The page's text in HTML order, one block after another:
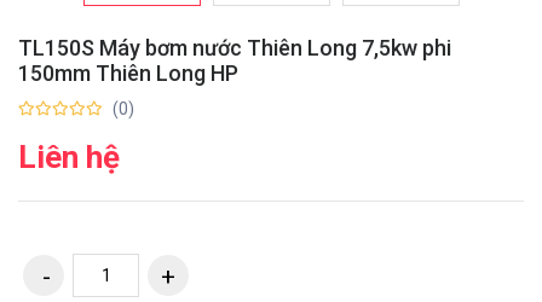
TL150S Máy bơm nước Thiên Long 7,5kw phi
150mm Thiên Long HP
(0)
Liên hệ